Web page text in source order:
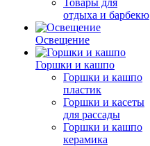
Товары для
отдыха и барбекю
Освещение
Горшки и кашпо
Горшки и кашпо
пластик
Горшки и касеты
для рассады
Горшки и кашпо
керамика